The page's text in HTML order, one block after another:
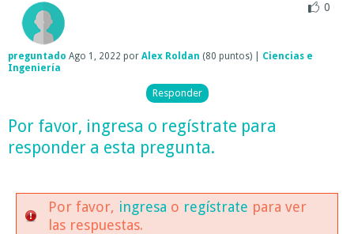
0
preguntado Ago 1, 2022 por Alex Roldan (80 puntos)
Ciencias e
Ingeniería
Por favor, ingresa o regístrate para
responder a esta pregunta.
Por favor, ingresa o regístrate para ver
las respuestas.